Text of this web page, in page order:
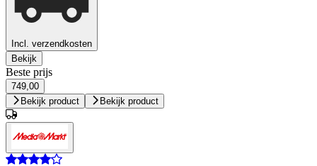
Incl. verzendkosten
Bekijk
Beste prijs
749,00
Bekijk product
Bekijk product